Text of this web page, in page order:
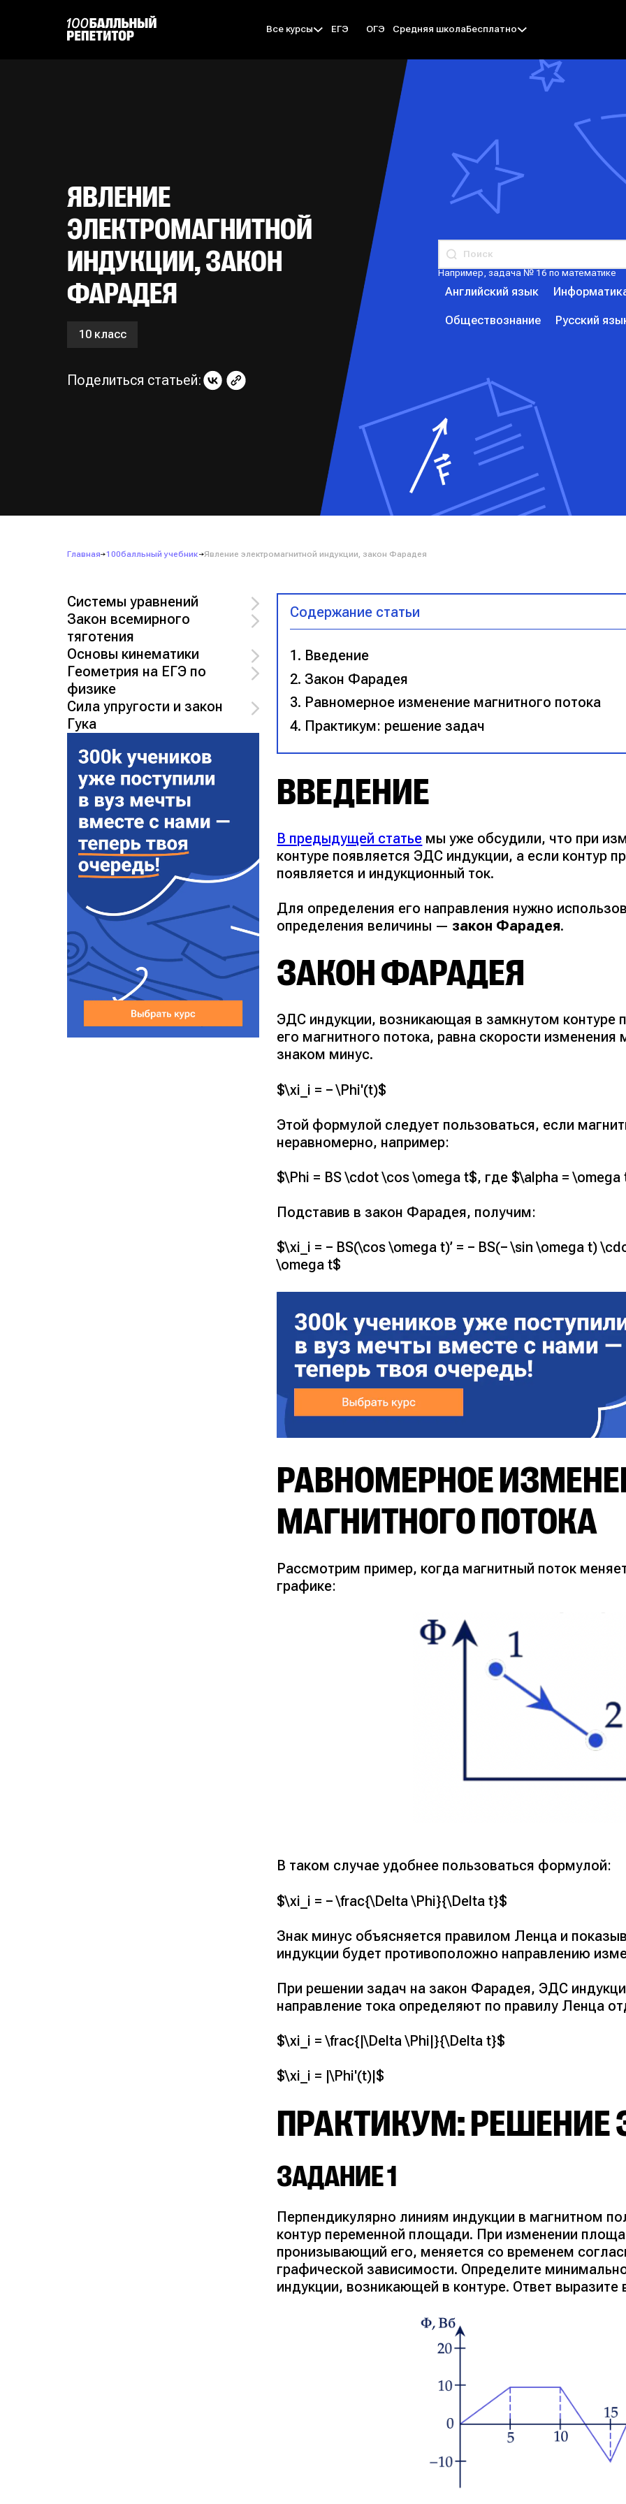
Все курсы ЕГЭ ОГЭ Средняя школаБесплатно
ЯВЛЕНИЕ
ЭЛЕКТРОМАГНИТНОЙ
ИНДУКЦИИ, ЗАКОН
ФАРАДЕЯ
10 класс
Поделиться статьей:
Например, задача № 16 по математике
Английский язык
Обществознание Русский
Главная 100балльный учебник Явление электромагнитной индукции, закон Фарадея
Системы уравнений
Закон всемирного
тяготения
Основы кинематики
Геометрия на ЕГЭ по
физике
Сила упругости и закон
Гука
Содержание статьи
Введение
Закон Фарадея
Равномерное изменение магнитного потока
Практикум: решение задач
ВВЕДЕНИЕ
В предыдущей статье мы уже обсудили, что при
контуре появляется ЭДС индукции, а если контур
появляется и индукционный ток.
Для определения его направления нужно
определения величины — закон Фарадея.
ЗАКОН ФАРАДЕЯ
ЭДС индукции, возникающая в замкнутом контуре
его магнитного потока, равна скорости изменения
знаком минус.
$\xi_i = − \Phi'(t)$
Этой формулой следует пользоваться, если
неравномерно, например:
$\Phi = BS \cdot \cos \omega t$, где $\alpha = \omega
Подставив в закон Фарадея, получим:
$\xi_i = − BS(\cos \omega t)’ = − BS(− \sin \omega t)
\omega t$
РАВНОМЕРНОЕ
МАГНИТНОГО ПОТОКА
Рассмотрим пример, когда магнитный поток
графике:
В таком случае удобнее пользоваться формулой:
$\xi_i = − \frac{\Delta \Phi}{\Delta t}$
Знак минус объясняется правилом Ленца и
индукции будет противоположно направлению
При решении задач на закон Фарадея, ЭДС
направление тока определяют по правилу Ленца
$\xi_i = \frac{|\Delta \Phi|}{\Delta t}$
$\xi_i = |\Phi'(t)|$
ПРАКТИКУМ: РЕШЕНИЕ
ЗАДАНИЕ 1
Перпендикулярно линиям индукции в магнитном
контур переменной площади. При изменении
пронизывающий его, меняется со временем
графической зависимости. Определите
индукции, возникающей в контуре. Ответ выразите